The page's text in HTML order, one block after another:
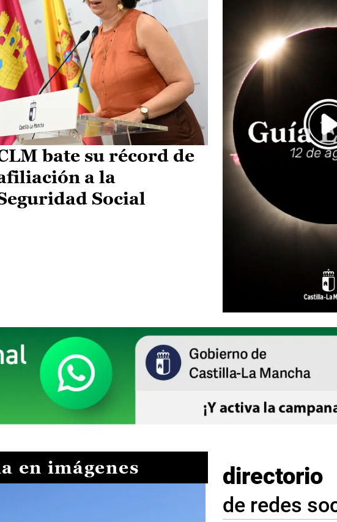
bate su récord de
a la
Social
en imágenes directorio
de redes